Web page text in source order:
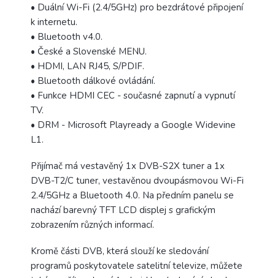
• Duální Wi-Fi (2.4/5GHz) pro bezdrátové připojení
k internetu.
• Bluetooth v4.0.
• České a Slovenské MENU.
• HDMI, LAN RJ45, S/PDIF.
• Bluetooth dálkové ovládání.
• Funkce HDMI CEC - současné zapnutí a vypnutí
TV.
• DRM - Microsoft Playready a Google Widevine
L1.
Přijímač má vestavěný 1x DVB-S2X tuner a 1x
DVB-T2/C tuner, vestavěnou dvoupásmovou Wi-Fi
2.4/5GHz a Bluetooth 4.0. Na předním panelu se
nachází barevný TFT LCD displej s grafickým
zobrazením různých informací.
Kromě části DVB, která slouží ke sledování
programů poskytovatele satelitní televize, můžete